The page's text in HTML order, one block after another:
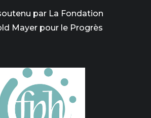
par La Fondation
Mayer pour le Progrès